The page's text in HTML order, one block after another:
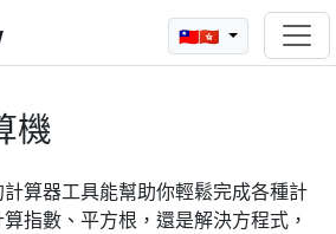
🇹🇼🇭🇰
機
算器工具能幫助你輕鬆完成各種計
指數、平方根，還是解決方程式，